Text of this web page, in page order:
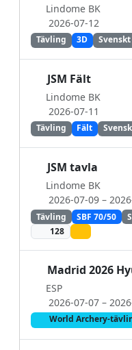
Lindome BK
2026-07-12
Tävling 3D
JSM Fält
Lindome BK
2026-07-11
Tävling Fält
JSM tavla
Lindome BK
2026-07-09 –
Tävling SBF 70/50
128
Madrid 2026 Hyundai
ESP
2026-07-07 –
World Archery-